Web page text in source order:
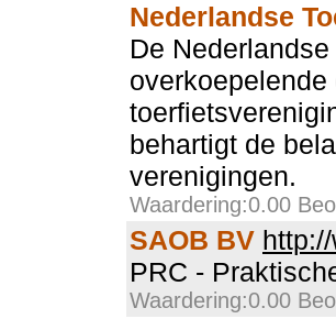
Nederlandse
De
behartigt de
verenigingen.
Waardering:0.00
SAOB BV
PRC -
Waardering:0.00